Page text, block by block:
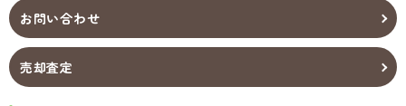
お問い合わせ
売却査定